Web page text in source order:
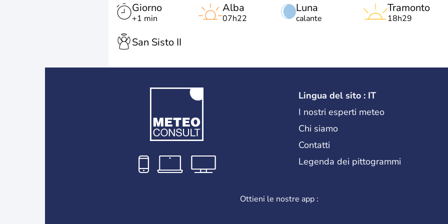
Giorno
+1 min
Luna
calante
Alba
07h22
Tramonto
18h29
San Sisto II
Lingua del sito : IT
I nostri esperti meteo
Chi siamo
Contatti
Legenda dei pittogrammi
Ottieni le nostre app :